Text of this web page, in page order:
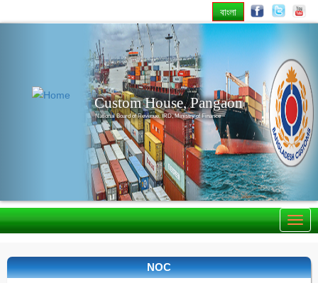
বাংলা
Custom House, Pangaon
National Board of Revenue, IRD, Ministry of Finance
NOC